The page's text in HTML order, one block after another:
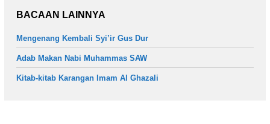
BACAAN LAINNYA
Mengenang Kembali Syi’ir Gus Dur
Adab Makan Nabi Muhammas SAW
Kitab-kitab Karangan Imam Al Ghazali